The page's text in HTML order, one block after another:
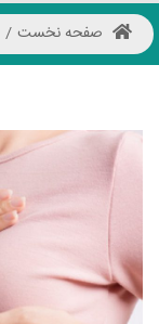
صفحه نخست /